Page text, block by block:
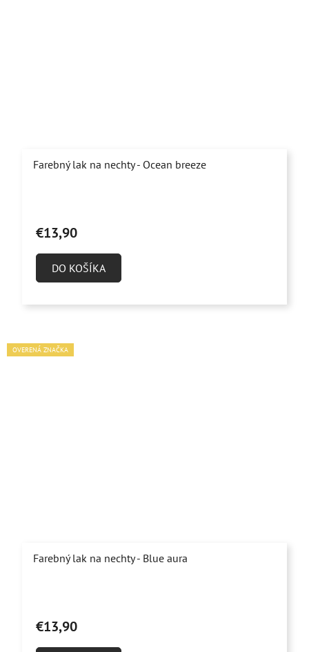
Farebný lak na nechty - Ocean breeze
€13,90
DO KOŠÍKA
OVERENÁ ZNAČKA
Farebný lak na nechty - Blue aura
€13,90